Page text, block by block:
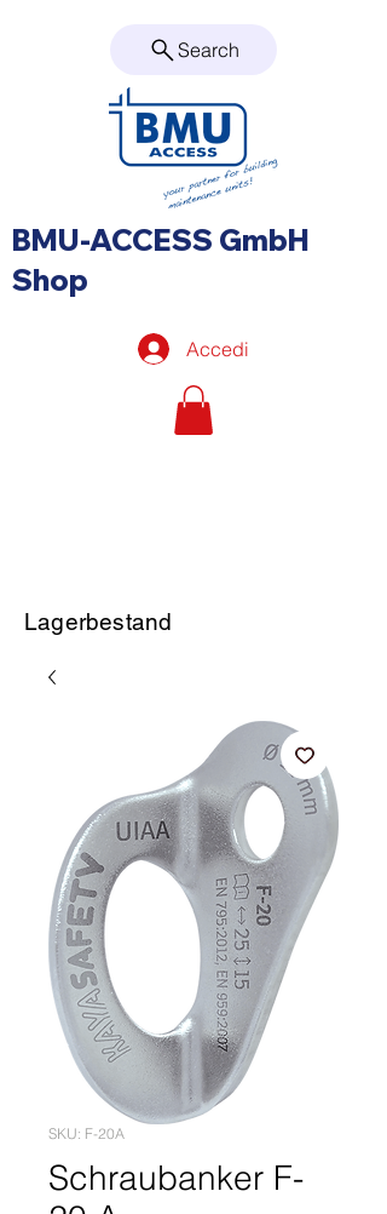
Search
BMU-ACCESS GmbH
Shop
Accedi
Lagerbestand
SKU: F-20A
Schraubanker F-